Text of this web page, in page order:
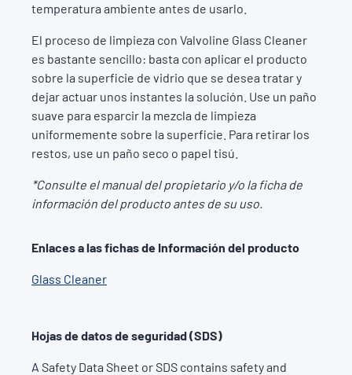
temperatura ambiente antes de usarlo.
El proceso de limpieza con Valvoline Glass Cleaner
es bastante sencillo: basta con aplicar el producto
sobre la superficie de vidrio que se desea tratar y
dejar actuar unos instantes la solución. Use un paño
suave para esparcir la mezcla de limpieza
uniformemente sobre la superficie. Para retirar los
restos, use un paño seco o papel tisú.
*Consulte el manual del propietario y/o la ficha de
información del producto antes de su uso.
Enlaces a las fichas de Información del producto
Glass Cleaner
Hojas de datos de seguridad (SDS)
A Safety Data Sheet or SDS contains safety and